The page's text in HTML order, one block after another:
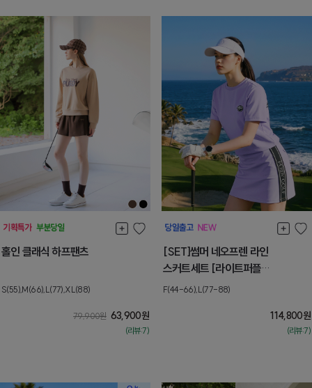
홀인 클래식 하프팬츠
S(55),M(66),L(77),XL(88)
79,900원 63,900원
(리뷰:7)
[SET]썸머 네오프렌 라인
스커트세트 [라이트퍼플
+라이트퍼플]
F(44-66),L(77-88)
114,800원
(리뷰:7)